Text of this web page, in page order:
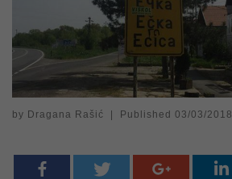
by Dragana Rašić Published 03/03/2018